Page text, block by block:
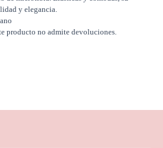
y elegancia.
producto no admite devoluciones.